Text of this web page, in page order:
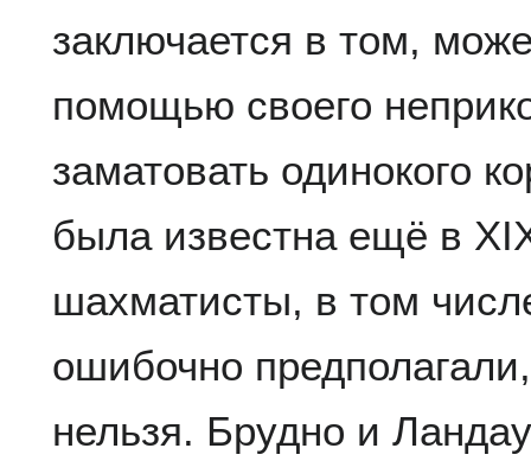
заключается в том,
помощью своего
заматовать одинокого
была известна ещё в
шахматисты, в том
ошибочно
нельзя. Брудно и